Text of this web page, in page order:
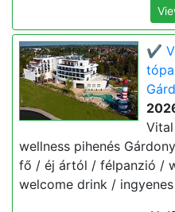
✔️
wellness pihenés
fő / éj ártól / félpanzió /
welcome drink /